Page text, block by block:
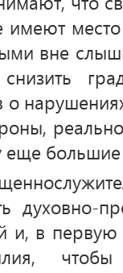
имеют
вне
о
еще
и, в первую
чтобы